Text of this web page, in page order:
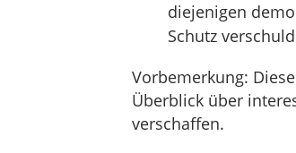
diejenigen
Schutz
Vorbemerkung:
Überblick über
verschaffen.